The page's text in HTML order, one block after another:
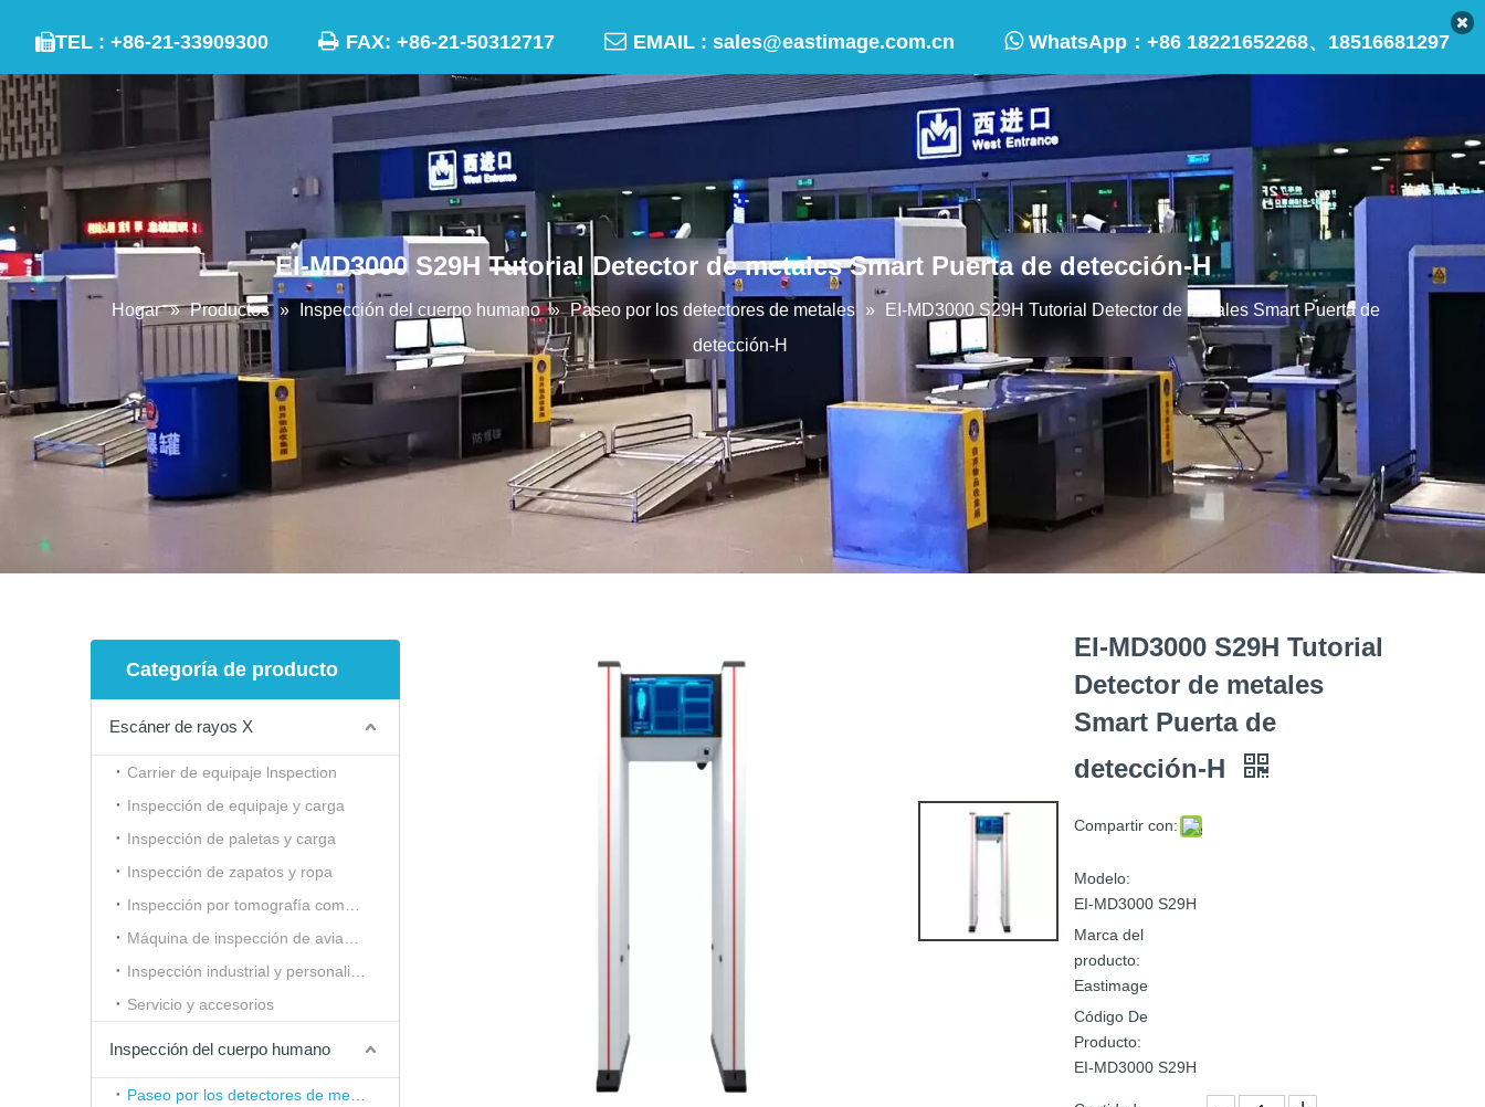
TEL : +86-21-33909300  FAX: +86-21-50312717  EMAIL : sales@eastimage.com.cn WhatsApp： +86 18221652268、18516681297
EI-MD3000 S29H Tutorial Detector de metales Smart Puerta de detección-H
Hogar » Productos » Inspección del cuerpo humano » Paseo por los detectores de metales »
EI-MD3000 S29H Tutorial Detector de metales Smart Puerta de
detección-H
Categoría de producto
Escáner de rayos X
Carrier de equipaje lnspection
Inspección de equipaje y carga
Inspección de paletas y carga
Inspección de zapatos y ropa
Servicio y accesorios
Inspección del cuerpo humano
EI-MD3000 S29H Tutorial
Detector de metales
Smart Puerta de
detección-H
Compartir con:
Modelo:
EI-MD3000 S29H
Marca del
producto:
Eastimage
Código De
Producto:
EI-MD3000 S29H